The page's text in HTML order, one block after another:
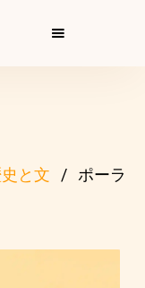
と文
ポーラ